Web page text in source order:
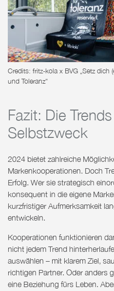
Credits: fritz-kola x BVG „Setz dich
und Toleranz“
Fazit: Die
Selbstzweck
2024 bietet zahlreiche
Markenkooperationen. Doch
Erfolg. Wer sie strategisch
konsequent in die eigene
kurzfristiger Aufmerksamkeit
entwickeln.
Kooperationen funktionieren
nicht jedem Trend
auswählen – mit klarem Ziel,
richtigen Partner. Oder anders
eine Beziehung fürs Leben.